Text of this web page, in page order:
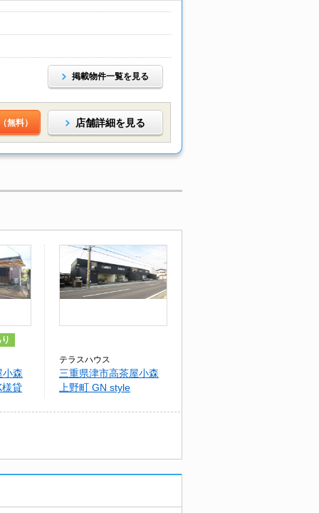
掲載物件一覧を見る
無料） 店舗詳細を見る
小森
様貸
テラスハウス
三重県津市高茶屋小森
上野町 GN style